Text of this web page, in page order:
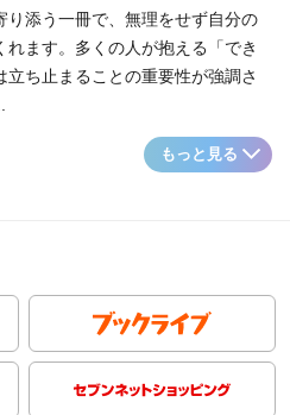
添う一冊で、無理をせず自分の
ます。多くの人が抱える「でき
ち止まることの重要性が強調さ
もっと見る